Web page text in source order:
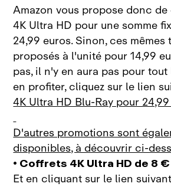
Amazon vous propose donc
4K Ultra HD pour une somme
24,99 euros. Sinon, ces
proposés à l'unité pour 14,99
pas, il n'y en aura pas pour
en profiter, cliquez sur le lien
4K Ultra HD Blu‑Ray pour
D'autres promotions sont
disponibles, à découvrir
• Coffrets 4K Ultra HD de 8
Et en cliquant sur le lien